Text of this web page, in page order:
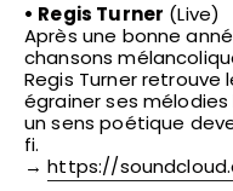
• Regis Turner (Live)
Après une bonne
chansons
Regis Turner
égrainer ses
un sens poétique
fi.
→https://